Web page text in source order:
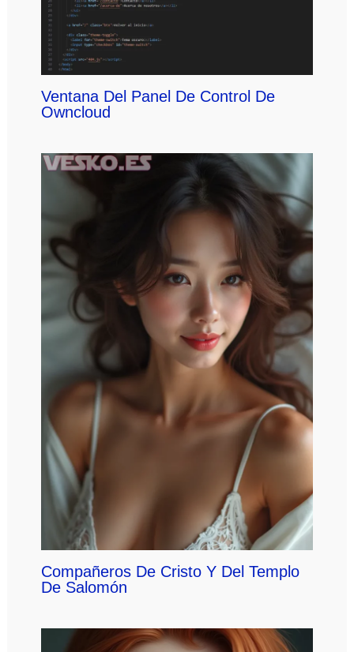
Ventana Del Panel De Control De
Owncloud
Compañeros De Cristo Y Del Templo
De Salomón